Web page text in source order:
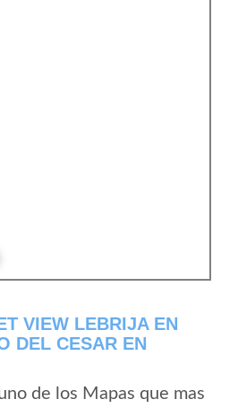
VIEW LEBRIJA EN
DEL CESAR EN
de los Mapas que mas